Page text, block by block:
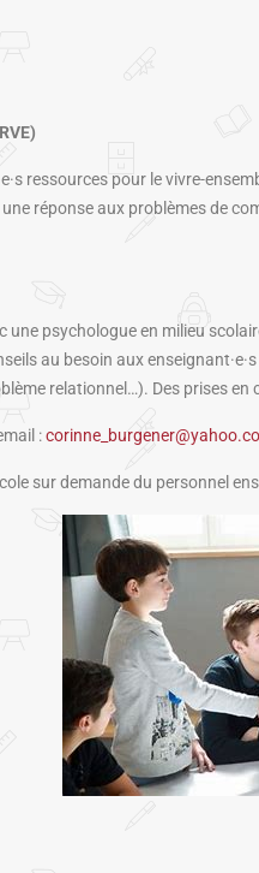
ressources pour le vivre-
réponse aux problèmes de
psychologue en milieu
au besoin auxenseignant·e·s
relationnel…). Des prises
:
sur demande du personnel